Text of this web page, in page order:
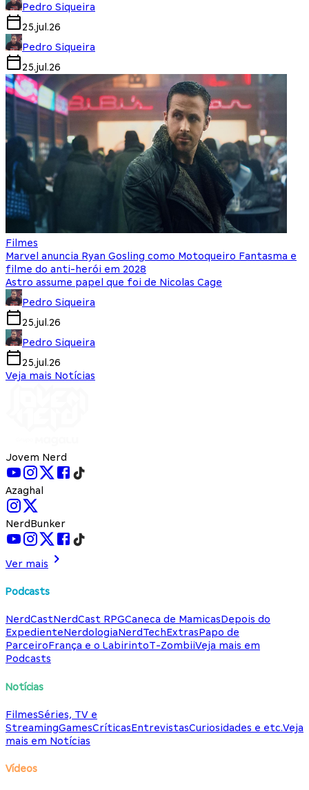
Pedro Siqueira
25.jul.26
Pedro Siqueira
25.jul.26
Filmes
Marvel anuncia Ryan Gosling como Motoqueiro Fantasma e
filme do anti-herói em 2028
Astro assume papel que foi de Nicolas Cage
Pedro Siqueira
25.jul.26
Pedro Siqueira
25.jul.26
Veja mais Notícias
Jovem Nerd
Azaghal
NerdBunker
Ver mais
Podcasts
NerdCastNerdCast RPGCaneca de MamicasDepois do
ExpedienteNerdologiaNerdTechExtrasPapo de
ParceiroFrança e o LabirintoT-ZombiiVeja mais em
Podcasts
Notícias
FilmesSéries, TV e
StreamingGamesCríticasEntrevistasCuriosidades e etc.Veja
mais em Notícias
Vídeos